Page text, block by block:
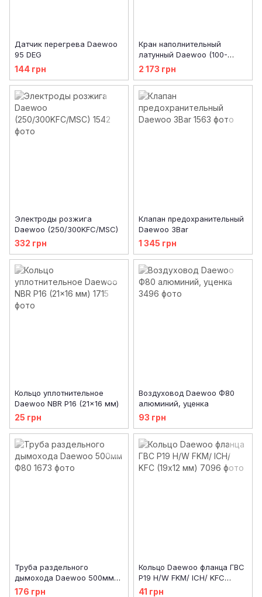
Датчик перегрева Daewoo
95 DEG
144 грн
Кран наполнительный
латунный Daewoo (100-
200ICH, 250-300KFC)
2 173 грн
Электроды розжига
Daewoo (250/300KFC/MSC)
332 грн
Клапан предохранительный
Daewoo 3Bar
1 345 грн
Кольцо уплотнительное
Daewoo NBR P16 (21x16 мм)
25 грн
Воздуховод Daewoo Ф80
алюминий, уценка
93 грн
Труба раздельного
дымохода Daewoo 500мм
Ф80
176 грн
Кольцо Daewoo фланца ГВС
P19 H/W FKM/ ICH/ KFC
(19х12 мм)
41 грн